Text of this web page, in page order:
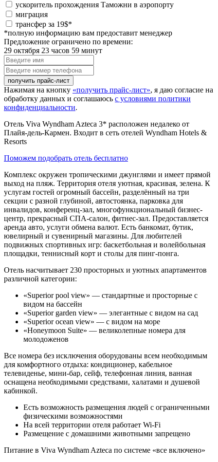
ускоритель прохождения Таможни в аэропорту
миграция
special_offer2
трансфер за 19$*
*полную информацию вам предоставит менеджер
Предложение ограничено по времени:
29 октября 23 часов 59 минут
Введите
имя
Введите
номер
телефона
Нажимая на кнопку «получить прайс-лист», я даю согласие на
обработку данных и соглашаюсь с условиями политики
конфиденциальности.
Отель Viva Wyndham Azteca 3* расположен недалеко от
Плайя-дель-Кармен. Входит в сеть отелей Wyndham Hotels &
Resorts
Поможем подобрать отель бесплатно
Комплекс окружен тропическими джунглями и имеет прямой
выход на пляж. Территория отеля уютная, красивая, зелена. К
услугам гостей огромный бассейн, разделённый на три
секции с разной глубиной, автостоянка, парковка для
инвалидов, конференц-зал, многофункциональный бизнес-
центр, прекрасный СПА-салон, фитнес-зал. Предоставляется
аренда авто, услуги обмена валют. Есть банкомат, бутик,
ювелирный и сувенирный магазины. Для любителей
подвижных спортивных игр: баскетбольная и волейбольная
площадки, теннисный корт и столы для пинг-понга.
Отель насчитывает 230 просторных и уютных апартаментов
различной категории:
«Superior pool view» — стандартные и просторные с
видом на бассейн
«Superior garden view» — элегантные с видом на сад
«Superior ocean view» — с видом на море
«Honeymoon Suite» — великолепные номера для
молодоженов
Все номера без исключения оборудованы всем необходимым
для комфортного отдыха: кондиционер, кабельное
телевиденье, мини-бар, сейф, телефонная линия, ванная
оснащена необходимыми средствами, халатами и душевой
кабинкой.
Есть возможность размещения людей с ограниченными
физическими возможностями
На всей территории отеля работает Wi-Fi
Размещение с домашними животными запрещено
Питание в Viva Wyndham Azteca по системе «все включено»